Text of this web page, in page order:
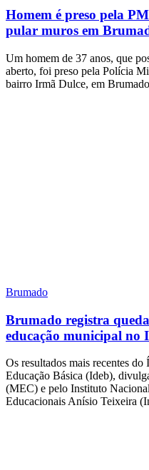
Homem é preso pela
pular muros em
Um homem de 37 anos, que
aberto, foi preso pela Polícia
bairro Irmã Dulce, em
Brumado
Brumado registra
educação municipal no
Os resultados mais recentes
Educação Básica (Ideb),
(MEC) e pelo Instituto
Educacionais Anísio Teixeira